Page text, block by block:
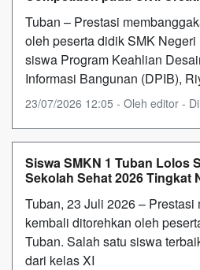
Tuban – Prestasi
oleh peserta didik SMK
siswa Program Keahlian
Informasi Bangunan (DPIB),
23/07/2026 12:05 - Oleh editor -
Siswa SMKN 1 Tuban Lolos
Sekolah Sehat 2026 Tingkat
Tuban, 23 Juli 2026 – Prestasi
kembali ditorehkan oleh
Tuban. Salah satu siswa
dari kelas XI